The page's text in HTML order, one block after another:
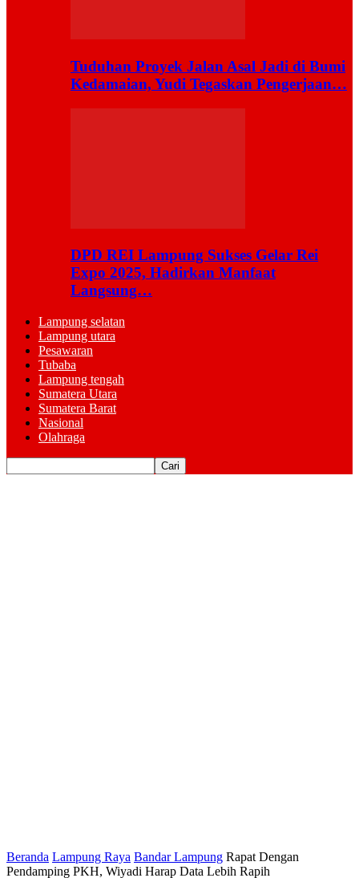
Tuduhan Proyek Jalan Asal Jadi di Bumi
Kedamaian, Yudi Tegaskan Pengerjaan…
DPD REI Lampung Sukses Gelar Rei
Expo 2025, Hadirkan Manfaat
Langsung…
Lampung selatan
Lampung utara
Pesawaran
Tubaba
Lampung tengah
Sumatera Utara
Sumatera Barat
Nasional
Olahraga
Beranda Lampung Raya Bandar Lampung Rapat Dengan
Pendamping PKH, Wiyadi Harap Data Lebih Rapih